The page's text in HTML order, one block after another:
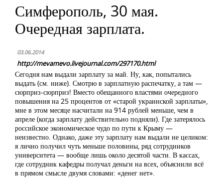
Симферополь, 30 мая.
Очередная зарплата.
03.06.2014
http://mevamevo.livejournal.com/297170.html
Сегодня нам выдали зарплату за май. Ну, как, попытались
выдать (см. ниже). Смотрю в зарплатную распечатку, а там —
сюрприз-сюрприз! Вместо обещанного властями очередного
повышения на 25 процентов от «старой украинской зарплаты»,
мне в этом месяце насчитали на 914 рублей меньше, чем в
апреле (когда зарплату действительно подняли). Где затерялось
российское экономическое чудо по пути к Крыму —
неизвестно. Однако, даже эту зарплату нам выдали не целиком:
я лично получил чуть меньше половины, ряд сотрудников
университета — вообще лишь около десятой части. В кассах,
где сотрудник кафедры получал деньги на всех, объяснили всё
в прямом смысле двумя словами: «денег нет».